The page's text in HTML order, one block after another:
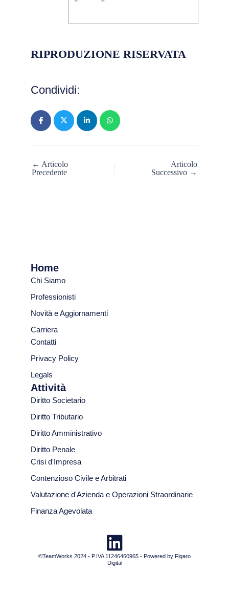
RIPRODUZIONE RISERVATA
Condividi:
← Articolo
Precedente
Articolo
Successivo →
Home
Chi Siamo
Professionisti
Novità e Aggiornamenti
Carriera
Contatti
Privacy Policy
Legals
Attività
Diritto Societario
Diritto Tributario
Diritto Amministrativo
Diritto Penale
Crisi d'Impresa
Contenzioso Civile e Arbitrati
Valutazione d'Azienda e Operazioni Straordinarie
Finanza Agevolata
©TeamWorks 2024 - P.IVA 11246460965 - Powered by Figaro
Digital